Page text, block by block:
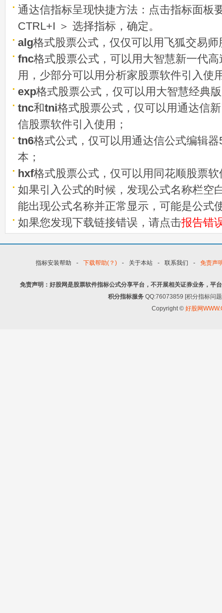
通达信指标呈现快捷方法：点击指标面板
CTRL+I ＞ 选择指标，确定。
alg格式股票公式，仅仅可以用飞狐交易
fnc格式股票公式，可以用大智慧新一代
用，少部分可以用分析家股票软件引入使
exp格式股票公式，仅可以用大智慧经典
tnc和tni格式股票公式，仅可以用通达信
信股票软件引入使用；
tn6格式公式，仅可以用通达信公式编辑
本；
hxf格式股票公式，仅可以用同花顺股票
如果引入公式的时候，发现公式名称栏空
能出现公式名称并正常显示，可能是公式
如果您发现下载链接错误，请点击报告错
指标安装帮助 - 下载帮助(？) - 关于本站 - 联系我们 - 免责声
免责声明：好股网是股票软件指标公式分享平台，不开展相关证券业务，平
积分指标服务 QQ:76073859 [积分指标问
Copyright © 好股网